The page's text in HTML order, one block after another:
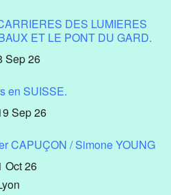
DES LUMIERES
ET LE PONT DU GARD.
Sep 26
en SUISSE.
Sep 26
CAPUÇON / Simone YOUNG
Oct 26